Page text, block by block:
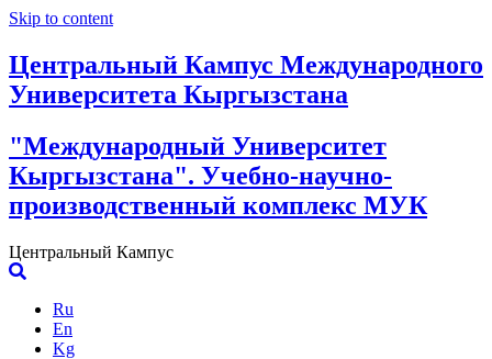
Skip to content
Центральный Кампус Международного
Университета Кыргызстана
"Международный Университет
Кыргызстана". Учебно-научно-
производственный комплекс МУК
Центральный Кампус
Ru
En
Kg